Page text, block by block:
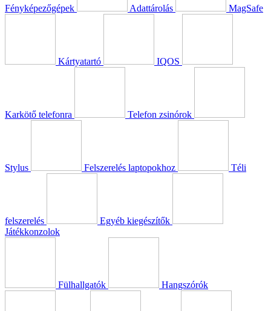
Fényképezőgépek Adattárolás MagSafe
Kártyatartó IQOS
Karkötő telefonra Telefon zsinórok
Stylus Felszerelés laptopokhoz Téli
felszerelés
Egyéb kiegészítők
Játékkonzolok
Fülhallgatók Hangszórók